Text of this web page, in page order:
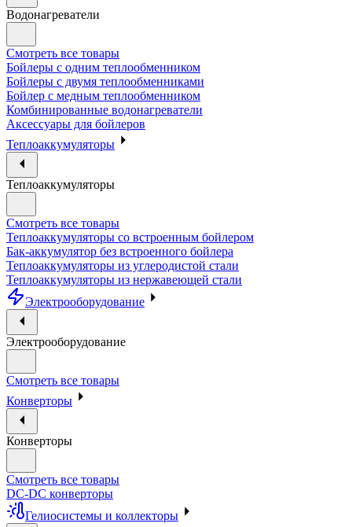
Водонагреватели
Смотреть все товары
Бойлеры с одним теплообменником
Бойлеры с двумя теплообменниками
Бойлер с медным теплообменником
Комбинированные водонагреватели
Аксессуары для бойлеров
Теплоаккумуляторы
Теплоаккумуляторы
Смотреть все товары
Теплоаккумуляторы со встроенным бойлером
Бак-аккумулятор без встроенного бойлера
Теплоаккумуляторы из углеродистой стали
Теплоаккумуляторы из нержавеющей стали
Электрооборудование
Электрооборудование
Смотреть все товары
Конверторы
Конверторы
Смотреть все товары
DC-DC конверторы
Гелиосистемы и коллекторы